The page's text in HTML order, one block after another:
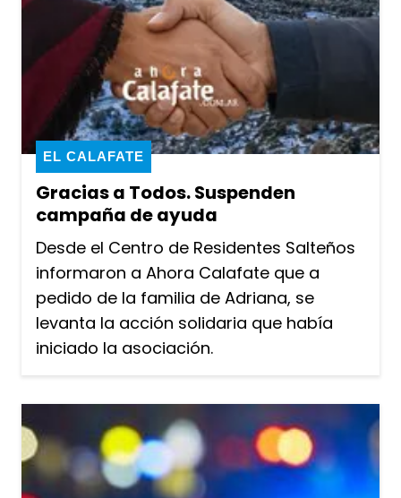
Gracias a Todos. Suspenden
campaña de ayuda
EL CALAFATE
Desde el Centro de Residentes Salteños
informaron a Ahora Calafate que a
pedido de la familia de Adriana, se
levanta la acción solidaria que había
iniciado la asociación.